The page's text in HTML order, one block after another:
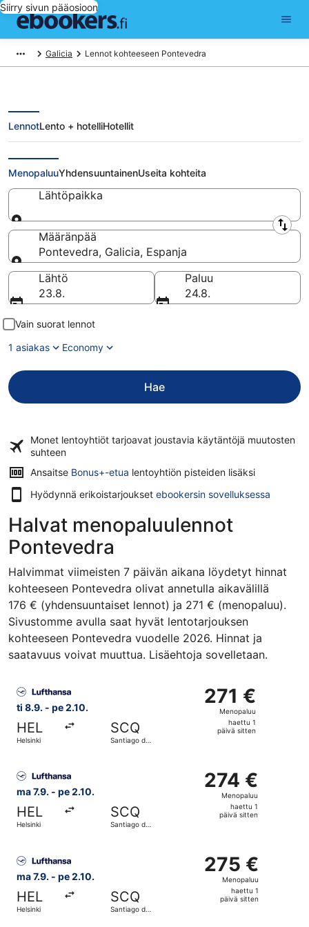
Siirry sivun pääosioon
Galicia Lennot kohteeseen Pontevedra
Halvat lennot Pontevedra
LennotLento + hotelliHotellit
MenopaluuYhdensuuntainenUseita kohteita
Lähtöpaikka
Lähtöpaikka
Määränpää
Pontevedra, Galicia, Espanja
Määränpää
Lähtö
23.8.
Paluu
24.8.
Vain suorat lennot
1 asiakas
Economy
Hae
Monet lentoyhtiöt tarjoavat joustavia käytäntöjä muutosten
suhteen
Ansaitse Bonus+-etua lentoyhtiön pisteiden lisäksi
Hyödynnä erikoistarjoukset ebookersin sovelluksessa
Halvat menopaluulennot
Pontevedra
Halvimmat viimeisten 7 päivän aikana löydetyt hinnat
kohteeseen Pontevedra olivat annetulla aikavälillä
176 € (yhdensuuntaiset lennot) ja 271 € (menopaluu).
Sivustomme avulla saat hyvät lentotarjouksen
kohteeseen Pontevedra vuodelle 2026. Hinnat ja
saatavuus voivat muuttua. Lisäehtoja sovelletaan.
ti 8.9. - pe 2.10.
HEL
Helsinki
SCQ
Santiago de
271 €
Menopaluu,
haettu
271 €
Menopaluu
haettu 1
päivä sitten
ma 7.9. - pe 2.10.
HEL
Helsinki
SCQ
Santiago de
274 €
Menopaluu,
haettu
274 €
Menopaluu
haettu 1
päivä sitten
ma 7.9. - pe 2.10.
HEL
Helsinki
SCQ
Santiago de
275 €
Menopaluu,
haettu
275 €
Menopaluu
haettu 1
päivä sitten